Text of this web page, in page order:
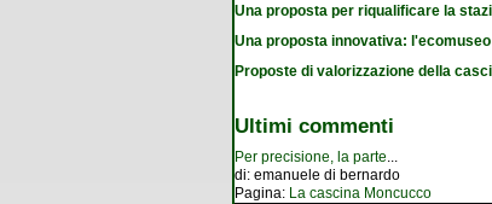
Una proposta per riqualificare la
Una proposta innovativa:
Proposte di valorizzazione della
Ultimi commenti
Per precisione, la parte...
di: emanuele di bernardo
Pagina: La cascina Moncucco